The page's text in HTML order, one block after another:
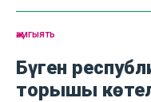
җәмгыять
Бүген
торышы